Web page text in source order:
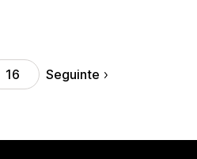
16 Seguinte